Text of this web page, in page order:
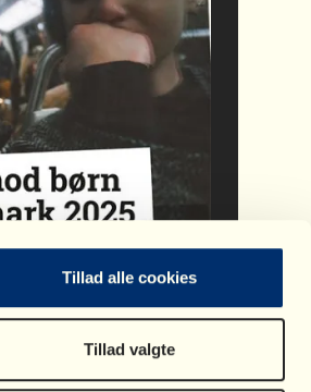
Tillad alle cookies
Tillad valgte